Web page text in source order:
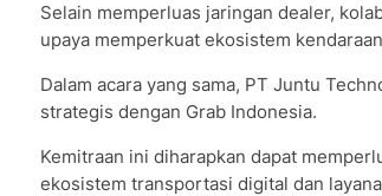
Selain memperluas jaringan dealer,
upaya memperkuat ekosistem
Dalam acara yang sama, PT Juntu
strategis dengan Grab Indonesia.
Kemitraan ini diharapkan dapat
ekosistem transportasi digital dan